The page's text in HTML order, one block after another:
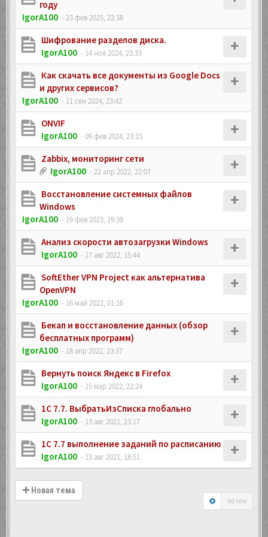
году
IgorA100 - 23 фев 2025, 22:38
Шифрование разделов диска.
IgorA100 - 14 ноя 2024, 23:33
Как скачать все документы из Google Docs
и других сервисов?
IgorA100 - 11 сен 2024, 23:42
ONVIF
IgorA100 - 09 фев 2024, 23:15
Zabbix, мониторинг сети
IgorA100 - 22 апр 2022, 22:07
Восстановление системных файлов
Windows
IgorA100 - 19 фев 2023, 19:39
Анализ скорости автозагрузки Windows
IgorA100 - 17 авг 2022, 15:44
SoftEther VPN Project как альтернатива
OpenVPN
IgorA100 - 16 май 2022, 01:16
Бекап и восстановление данных (обзор
бесплатных программ)
IgorA100 - 18 апр 2022, 23:37
Вернуть поиск Яндекс в Firefox
IgorA100 - 15 мар 2022, 22:24
1C 7.7. ВыбратьИзСписка глобально
IgorA100 - 13 авг 2021, 23:17
1C 7.7 выполнение заданий по расписанию
IgorA100 - 13 авг 2021, 18:51
Новая тема
46 тем